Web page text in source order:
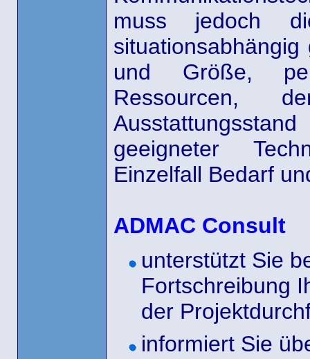
muss jedoch
situationsabhängig
und Größe,
Ressourcen,
geeigneter
Einzelfall Bedarf
ADMAC Consult
unterstützt Sie
Fortschreibung
der
informiert Sie